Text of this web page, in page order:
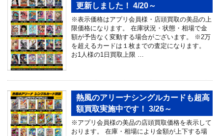
更新しました！ 4/20～
※表示価格はアプリ会員様・店頭買取の美品の上
限価格になります。 在庫状況・状態・相場で金
額が予告なく変動する場合がございます。 ※2万
を超えるカードは１枚までの査定になります。
お1人様の1日買取上限 …
熱風のアリーナシングルカードも超高
額買取実施中です！ 3/26～
※アプリ会員様の美品の店頭買取価格を表示して
おります。 在庫・相場により金額が上下する場